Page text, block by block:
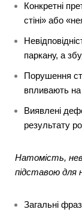
Конкретні
стіні» або
паркану, а
Порушення
впливають на
Виявлені
результату
Натомість,
підставою для
Загальні